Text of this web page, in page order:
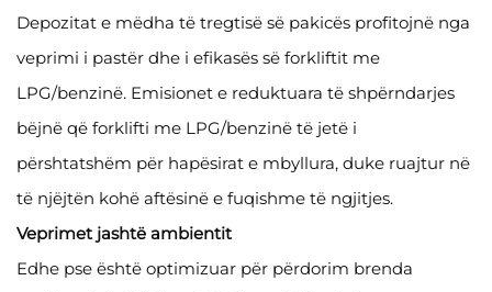
Depozitat e mëdha të tregtisë së pakicës profitojnë nga
veprimi i pastër dhe i efikasës së forkliftit me
LPG/benzinë. Emisionet e reduktuara të shpërndarjes
bëjnë që forklifti me LPG/benzinë të jetë i
përshtatshëm për hapësirat e mbyllura, duke ruajtur në
të njëjtën kohë aftësinë e fuqishme të ngjitjes.
Veprimet jashtë ambientit
Edhe pse është optimizuar për përdorim brenda